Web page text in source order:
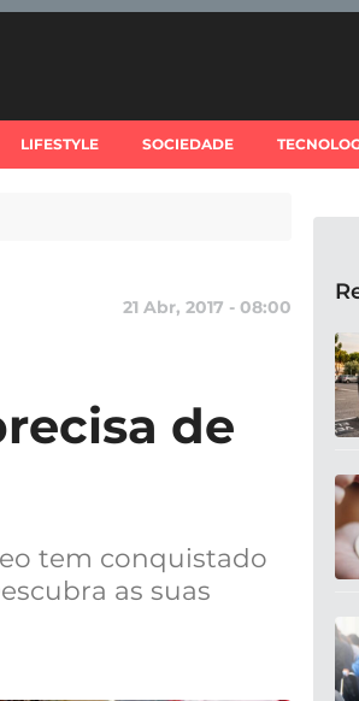
LIFESTYLE SOCIEDADE
21 Abr, 2017 - 08:00
de
tem conquistado
as suas